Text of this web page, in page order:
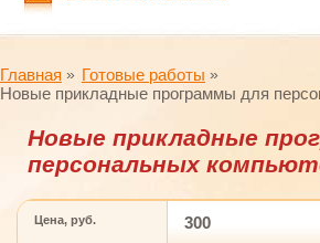
Главная
Готовые работы
Новые прикладные программы для
Новые прикладные
персональных
Цена, руб. 300